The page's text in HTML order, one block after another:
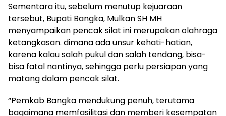
Sementara itu, sebelum menutup kejuaraan
tersebut, Bupati Bangka, Mulkan SH MH
menyampaikan pencak silat ini merupakan olahraga
ketangkasan. dimana ada unsur kehati-hatian,
karena kalau salah pukul dan salah tendang, bisa-
bisa fatal nantinya, sehingga perlu persiapan yang
matang dalam pencak silat.
“Pemkab Bangka mendukung penuh, terutama
bagaimana memfasilitasi dan memberi kesempatan